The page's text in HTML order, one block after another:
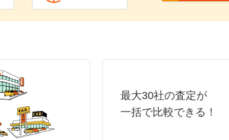
最大30社の査定が
一括で比較できる！